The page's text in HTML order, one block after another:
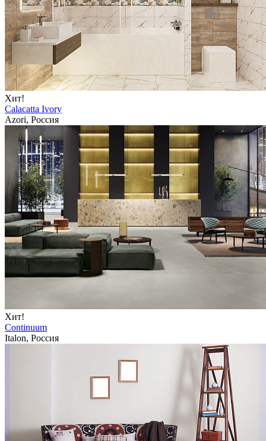
Хит!
Calacatta Ivory
Azori, Россия
Хит!
Continuum
Italon, Россия